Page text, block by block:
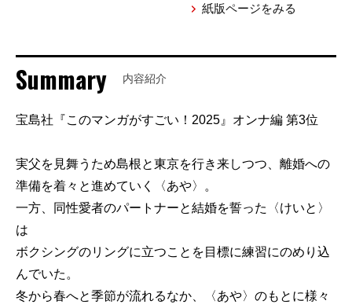
紙版ページをみる
Summary 内容紹介
宝島社『このマンガがすごい！2025』オンナ編 第3位
実父を見舞うため島根と東京を行き来しつつ、離婚への
準備を着々と進めていく〈あや〉。
一方、同性愛者のパートナーと結婚を誓った〈けいと〉
は
ボクシングのリングに立つことを目標に練習にのめり込
んでいた。
冬から春へと季節が流れるなか、〈あや〉のもとに様々